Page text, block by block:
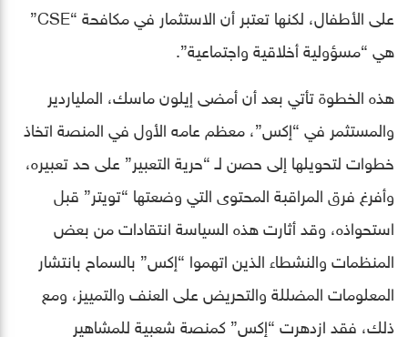
على الأطفال، لكنها تعتبر أن الاستثمار في مكافحة “CSE”
هي “مسؤولية أخلاقية واجتماعية”.
هذه الخطوة تأتي بعد أن أمضى إيلون ماسك، الملياردير
والمستثمر في “إكس”، معظم عامه الأول في المنصة اتخاذ
خطوات لتحويلها إلى حصن لـ “حرية التعبير” على حد تعبيره،
وأفرغ فرق المراقبة المحتوى التي وضعتها “تويتر” قبل
استحواذه، وقد أثارت هذه السياسة انتقادات من بعض
المنظمات والنشطاء الذين اتهموا “إكس” بالسماح بانتشار
المعلومات المضللة والتحريض على العنف والتمييز، ومع
ذلك، فقد ازدهرت “إكس” كمنصة شعبية للمشاهير